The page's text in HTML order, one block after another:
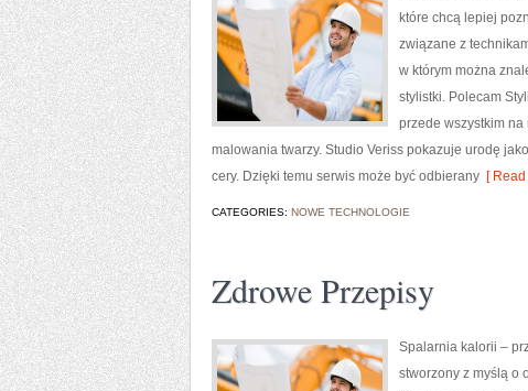
które chcą lepiej
związane z
w którym można
stylistki. Polecam
przede wszystkim
malowania twarzy. Studio Veriss pokazuje urodę
cery. Dzięki temu serwis może być odbierany [
CATEGORIES: NOWE TECHNOLOGIE
Zdrowe Przepisy
Spalarnia kalorii –
stworzony z myślą o